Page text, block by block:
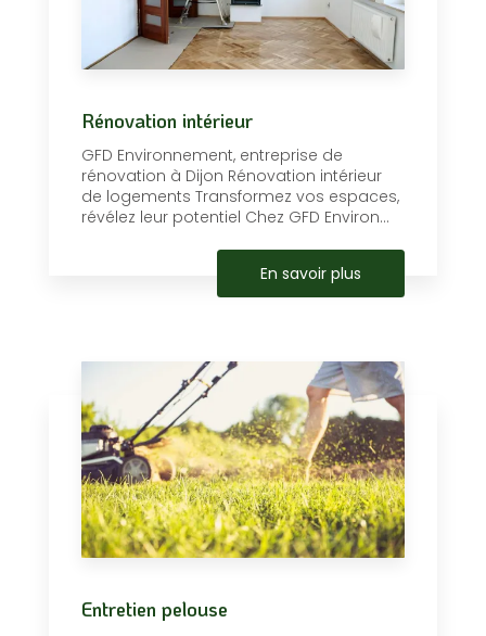
Rénovation intérieur
GFD Environnement, entreprise de
rénovation à Dijon Rénovation intérieur
de logements Transformez vos espaces,
révélez leur potentiel Chez GFD Environ...
En savoir plus
Entretien pelouse